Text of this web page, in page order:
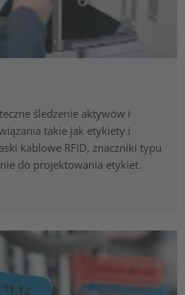
śledzenie aktywów i
takie jak etykiety i
kablowe RFID, znaczniki typu
do projektowania etykiet.